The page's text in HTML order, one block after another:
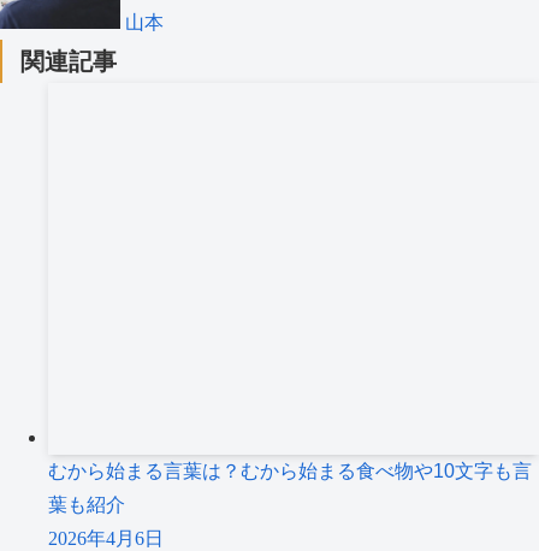
山本
関連記事
むから始まる言葉は？むから始まる食べ物や10文字も言
葉も紹介
2026年4月6日